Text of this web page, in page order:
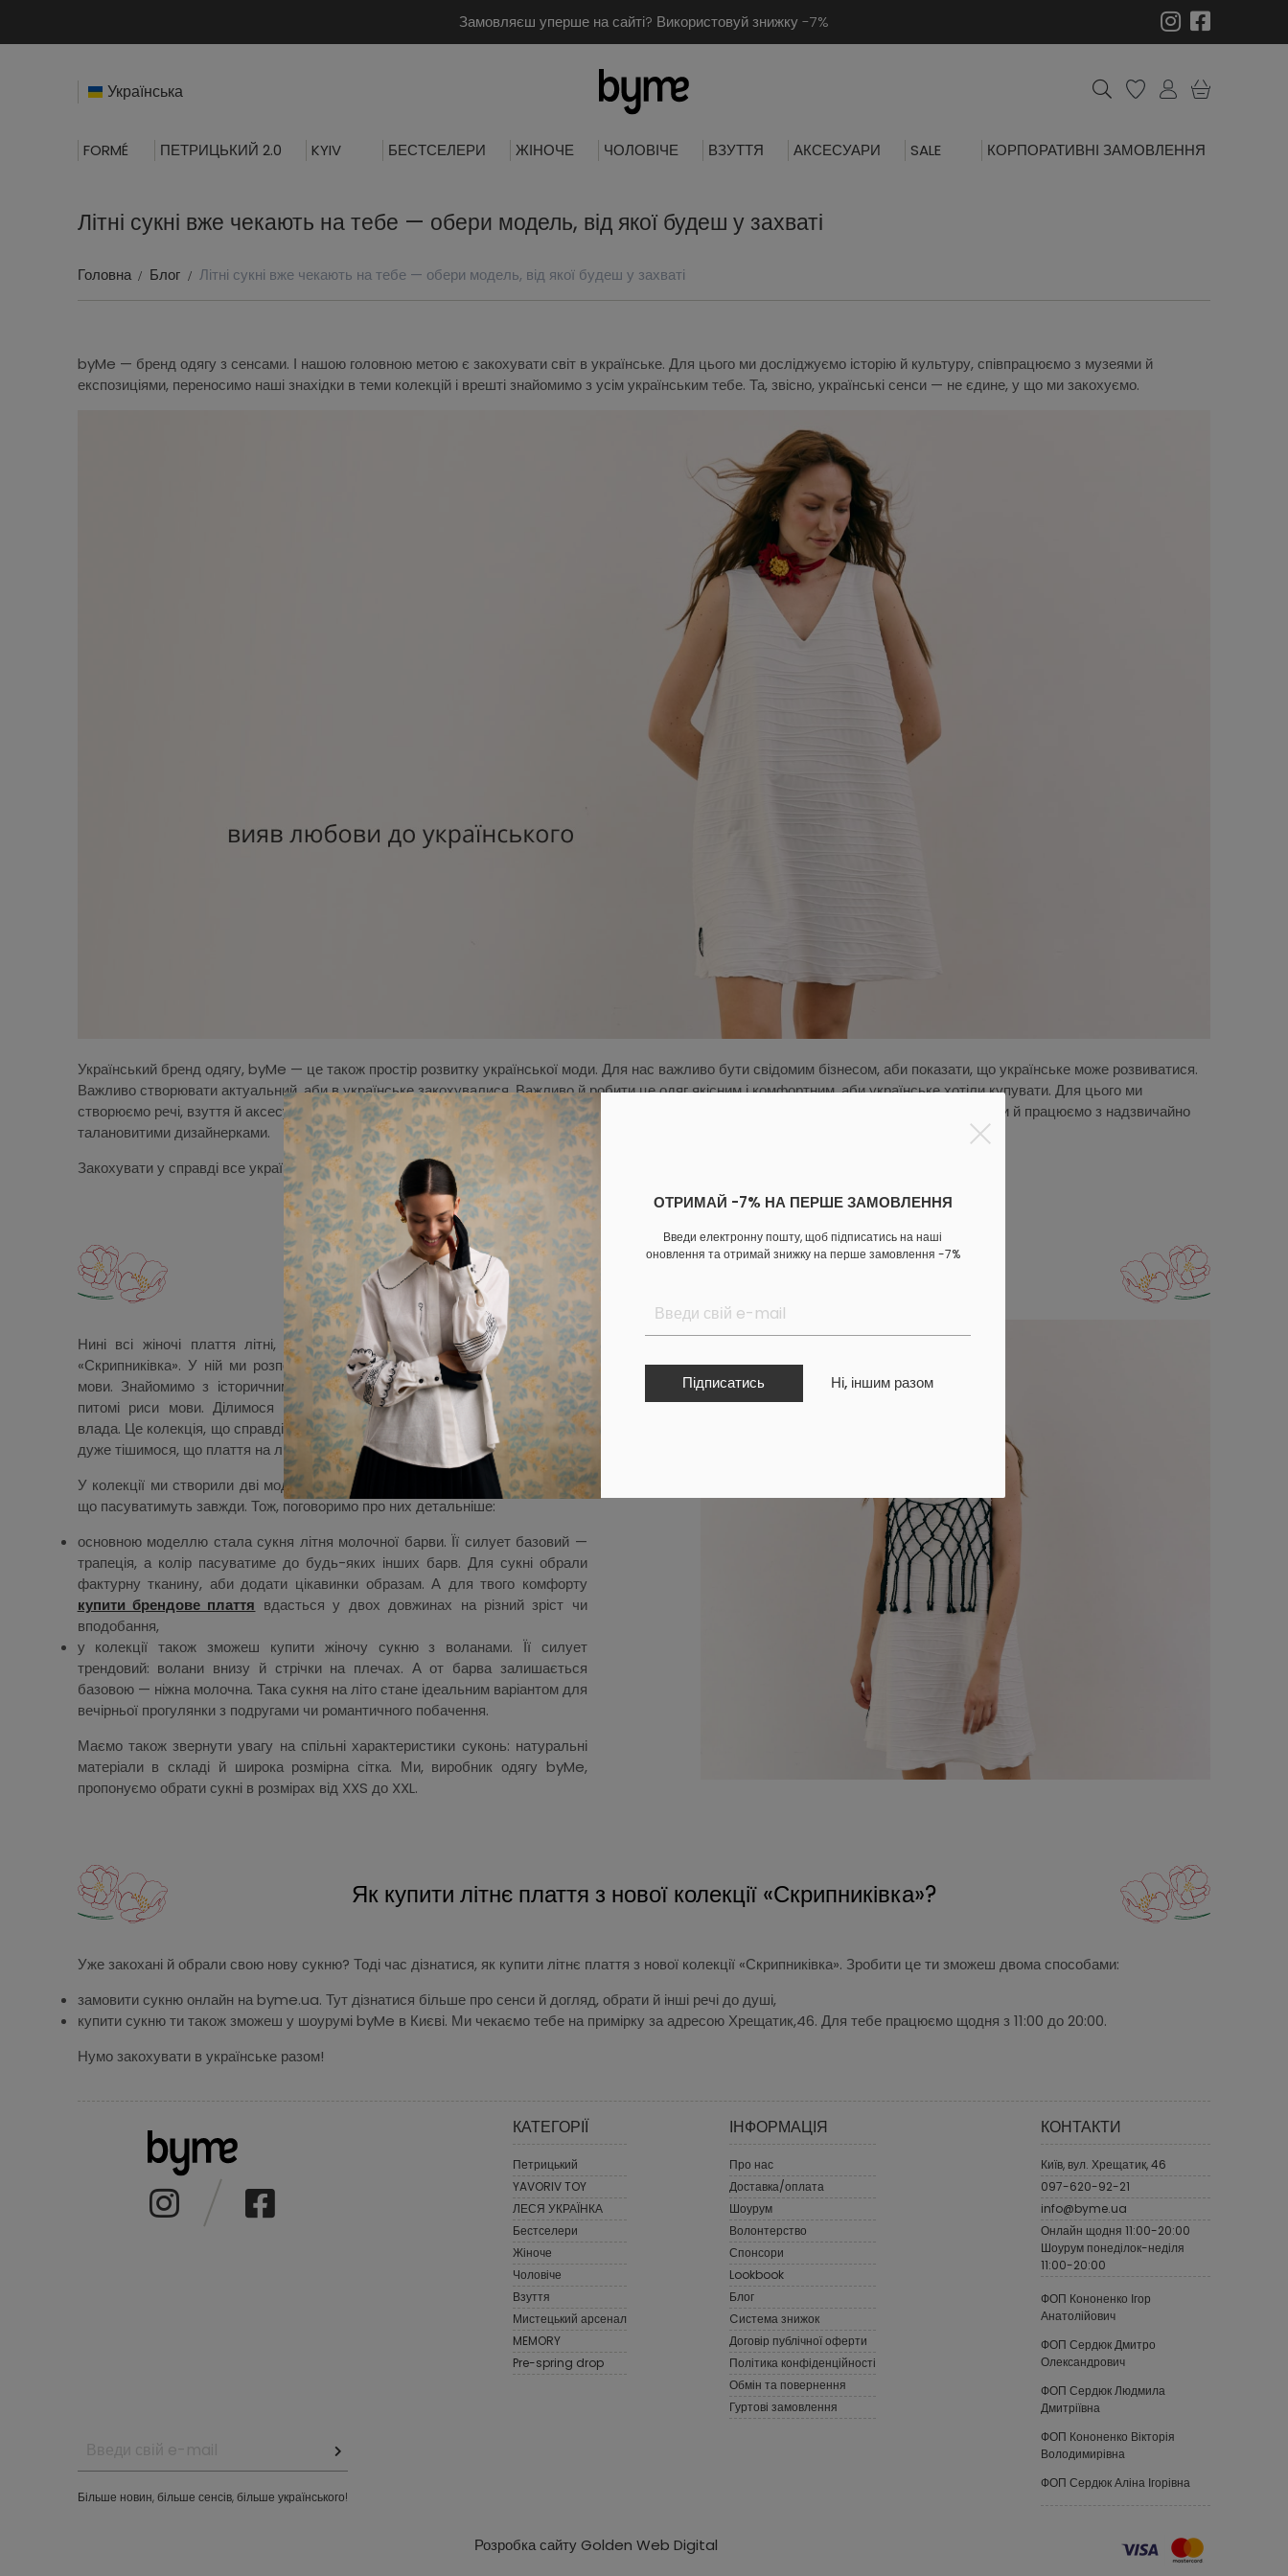
Замовляєш уперше на сайті? Використовуй знижку -7%
Українська
FORMÉ ПЕТРИЦЬКИЙ 2.0 KYIV БЕСТСЕЛЕРИ ЖІНОЧЕ ЧОЛОВІЧЕ ВЗУТТЯ АКСЕСУАРИ SALE КОРПОРАТИВНІ ЗАМОВЛЕННЯ
ОТРИМАЙ -7% НА ПЕРШЕ ЗАМОВЛЕННЯ
Введи електронну пошту, щоб підписатись на наші
оновлення та отримай знижку на перше замовлення -7%
Підписатись Ні, іншим разом
Літні сукні вже чекають на тебе — обери модель, від якої будеш у захваті
Головна Блог Літні сукні вже чекають на тебе — обери модель, від якої будеш у захваті
byMe — бренд одягу з сенсами. І нашою головною метою є закохувати світ в українське. Для цього ми досліджуємо історію й культуру, співпрацюємо з музеями й
експозиціями, переносимо наші знахідки в теми колекцій і врешті знайомимо з усім українським тебе. Та, звісно, українські сенси — не єдине, у що ми закохуємо.
Український бренд одягу, byMe — це також простір розвитку української моди. Для нас важливо бути свідомим бізнесом, аби показати, що українське може розвиватися.
Важливо створювати актуальний, аби в українське закохувалися. Важливо й робити це одяг якісним і комфортним, аби українське хотіли купувати. Для цього ми
створюємо речі, взуття й аксесуари на власному виробництві, обираємо найкращі матеріали, зокрема льон і бавовну, слідкуємо за трендами й працюємо з надзвичайно
талановитими дизайнерками.
Закохувати у справді все українське покликана кожна річ. Як це втілюють літні сукні, розповідаємо далі.
Жіночі плаття літні з нової колекції: деталі й сенси
Нині всі жіночі плаття літні, що є в каталозі, стали частиною колекції
«Скрипниківка». У ній ми розповідаємо про історію справжньої української
мови. Знайомимо з історичним правописом, «скрипниківкою», що зберігав
питомі риси мови. Ділимося словами, які колись заборонила совєтська
влада. Це колекція, що справді промовляє любов’ю до української мови, і ми
дуже тішимося, що плаття на літо розкажуть саме її історію.
У колекції ми створили дві моделі суконь — це літні плаття на кожен день,
що пасуватимуть завжди. Тож, поговоримо про них детальніше:
основною моделлю стала сукня літня молочної барви. Її силует базовий —
трапеція, а колір пасуватиме до будь-яких інших барв. Для сукні обрали
фактурну тканину, аби додати цікавинки образам. А для твого комфорту
купити брендове плаття вдасться у двох довжинах на різний зріст чи
вподобання,
у колекції також зможеш купити жіночу сукню з воланами. Її силует
трендовий: волани внизу й стрічки на плечах. А от барва залишається
базовою — ніжна молочна. Така сукня на літо стане ідеальним варіантом для
вечірньої прогулянки з подругами чи романтичного побачення.
Маємо також звернути увагу на спільні характеристики суконь: натуральні
матеріали в складі й широка розмірна сітка. Ми, виробник одягу byMe,
пропонуємо обрати сукні в розмірах від XXS до XXL.
Як купити літнє плаття з нової колекції «Скрипниківка»?
Уже закохані й обрали свою нову сукню? Тоді час дізнатися, як купити літнє плаття з нової колекції «Скрипниківка». Зробити це ти зможеш двома способами:
замовити сукню онлайн на byme.ua. Тут дізнатися більше про сенси й догляд, обрати й інші речі до душі,
купити сукню ти також зможеш у шоурумі byMe в Києві. Ми чекаємо тебе на примірку за адресою Хрещатик,46. Для тебе працюємо щодня з 11:00 до 20:00.
Нумо закохувати в українське разом!
Більше новин, більше сенсів, більше українського!
КАТЕГОРІЇ
Петрицький
YAVORIV TOY
ЛЕСЯ УКРАЇНКА
Бестселери
Жіноче
Чоловіче
Взуття
Мистецький арсенал
MEMORY
Pre-spring drop
ІНФОРМАЦІЯ
Про нас
Доставка/оплата
Шоурум
Волонтерство
Спонсори
Lookbook
Блог
Cистема знижок
Договір публічної оферти
Політика конфіденційності
Обмін та повернення
Гуртові замовлення
КОНТАКТИ
Київ, вул. Хрещатик, 46
097-620-92-21
info@byme.ua
Онлайн щодня 11:00-20:00
Шоурум понеділок-неділя
11:00-20:00
ФОП Кононенко Ігор
Анатолійович
ФОП Сердюк Дмитро
Олександрович
ФОП Сердюк Людмила
Дмитріївна
ФОП Кононенко Вікторія
Володимирівна
ФОП Сердюк Аліна Ігорівна
Розробка сайту Golden Web Digital